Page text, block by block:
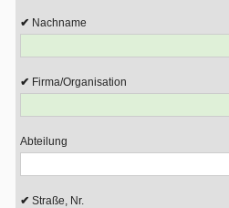
Nachname
Firma/Organisation
Abteilung
Straße, Nr.